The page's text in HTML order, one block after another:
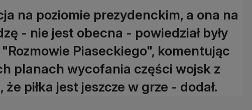
na poziomie prezydenckim, a ona na
- nie jest obecna - powiedział były
Piaseckiego", komentując
planach wycofania części wojsk z
piłka jest jeszcze w grze - dodał.